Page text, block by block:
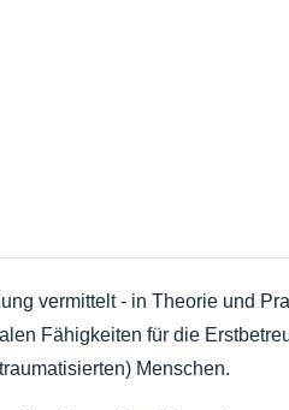
vermittelt - in Theorie und
Fähigkeiten für die
Menschen.